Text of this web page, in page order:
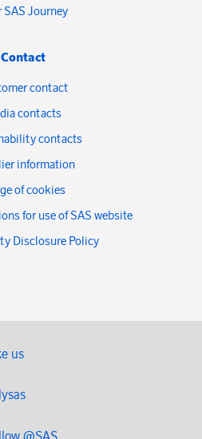
SAS Journey
Contact
contact
contacts
contacts
information
of cookies
for use of SAS website
Disclosure Policy
us
@SAS